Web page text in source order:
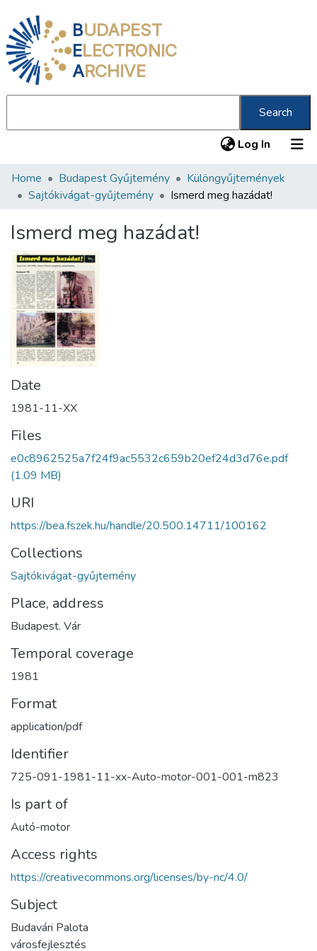
BUDAPEST
ELECTRONIC
ARCHIVE
Search
Log In (current)
Communities & Collections
Statistics
About us
Home Budapest Gyűjtemény
Különgyűjtemények
Sajtókivágat-gyűjtemény
Ismerd meg hazádat!
Ismerd meg hazádat!
Date
1981-11-XX
Files
e0c8962525a7f24f9ac5532c659b20ef24d3d76e.pdf
(1.09 MB)
URI
https://bea.fszek.hu/handle/20.500.14711/100162
Collections
Sajtókivágat-gyűjtemény
Place, address
Budapest. Vár
Temporal coverage
1981
Format
application/pdf
Identifier
725-091-1981-11-xx-Auto-motor-001-001-m823
Is part of
Autó-motor
Access rights
https://creativecommons.org/licenses/by-nc/4.0/
Subject
Budavári Palota
városfejlesztés